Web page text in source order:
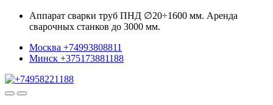
Skip
Skip
Аппарат сварки труб ПНД ∅20÷1600 мм. Аренда
сварочных станков до 3000 мм.
Москва +74993808811
Минск +375173881188